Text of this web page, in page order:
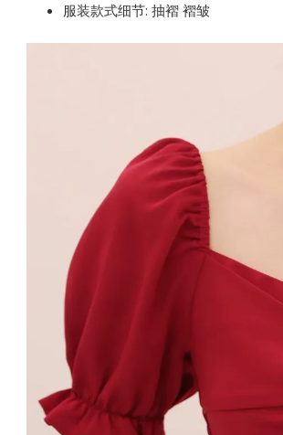
服装款式细节: 抽褶 褶皱